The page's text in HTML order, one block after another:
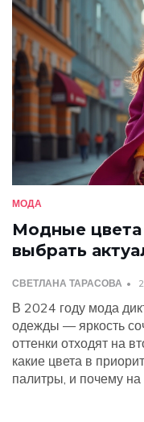
МОДА
Модные
выбрать
СВЕТЛАНА ТАРАСОВА
В 2024 году мода
одежды — яркость
оттенки отходят на
какие цвета в
палитры, и почему